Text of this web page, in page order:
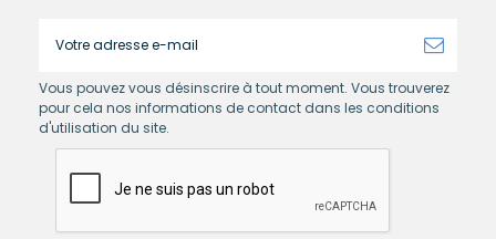
Vous pouvez vous désinscrire à tout moment. Vous trouverez
pour cela nos informations de contact dans les conditions
d'utilisation du site.